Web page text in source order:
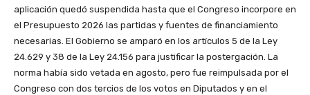
aplicación quedó suspendida hasta que el Congreso incorpore en
el Presupuesto 2026 las partidas y fuentes de financiamiento
necesarias. El Gobierno se amparó en los artículos 5 de la Ley
24.629 y 38 de la Ley 24.156 para justificar la postergación. La
norma había sido vetada en agosto, pero fue reimpulsada por el
Congreso con dos tercios de los votos en Diputados y en el